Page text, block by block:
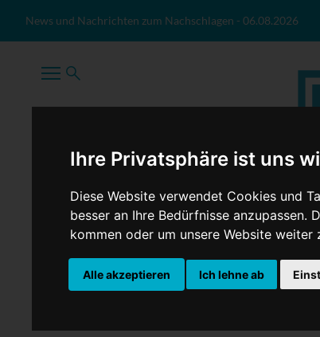
Ihre Privatsphäre ist uns
Diese Website verwendet Cookies und
besser an Ihre Bedürfnisse anzupassen.
kommen oder um unsere Website weiter
Alle akzeptieren Ich lehne ab
News und Nachrichten zum Nachschlagen - 06.08.2026
TopNews Politik Sport Wirtschaft